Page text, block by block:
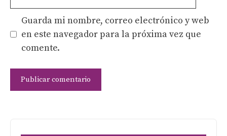
Guarda mi nombre, correo electrónico y web
en este navegador para la próxima vez que
comente.